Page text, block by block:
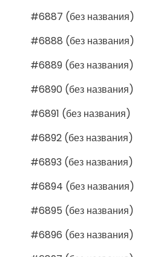
#6887 (без названия)
#6888 (без названия)
#6889 (без названия)
#6890 (без названия)
#6891 (без названия)
#6892 (без названия)
#6893 (без названия)
#6894 (без названия)
#6895 (без названия)
#6896 (без названия)